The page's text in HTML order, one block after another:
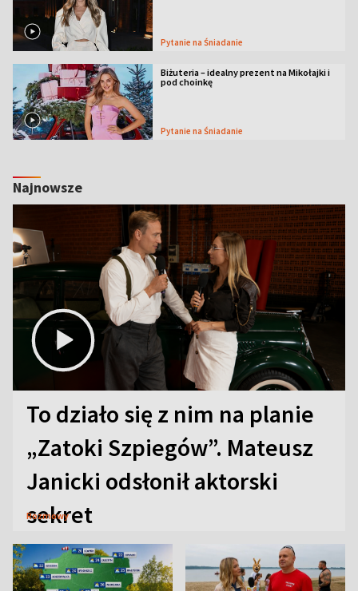
Pytanie na Śniadanie
Biżuteria – idealny prezent na Mikołajki i
pod choinkę
Pytanie na Śniadanie
Najnowsze
To działo się z nim na planie
„Zatoki Szpiegów”. Mateusz
Janicki odsłonił aktorski
sekret
Rozmowy